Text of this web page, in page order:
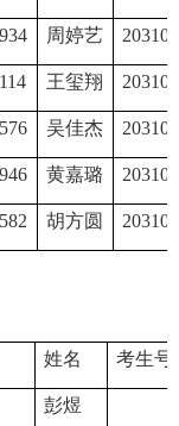
周婷艺
王玺翔
吴佳杰
黄嘉璐
胡方圆
姓名 考生号
彭煜